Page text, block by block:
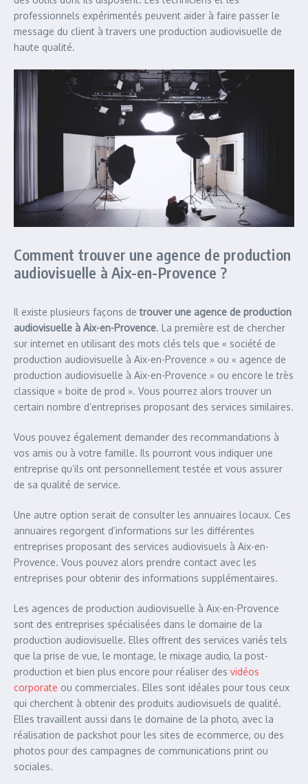
professionnels expérimentés peuvent aider à faire passer le
message du client à travers une production audiovisuelle de
haute qualité.
Comment trouver une agence de production
audiovisuelle à Aix-en-Provence ?
Il existe plusieurs façons detrouver une agence de production
audiovisuelle à Aix-en-Provence. La première est de chercher
sur internet en utilisant des mots clés tels que « société de
production audiovisuelle à Aix-en-Provence » ou « agence de
production audiovisuelle à Aix-en-Provence » ou encore le très
classique « boite de prod ». Vous pourrez alors trouver un
certain nombre d’entreprises proposant des services similaires.
Vous pouvez également demander des recommandations à
vos amis ou à votre famille. Ils pourront vous indiquer une
entreprise qu’ils ont personnellement testée et vous assurer
de sa qualité de service.
Une autre option serait de consulter les annuaires locaux. Ces
annuaires regorgent d’informations sur les différentes
entreprises proposant des services audiovisuels à Aix-en-
Provence. Vous pouvez alors prendre contact avec les
entreprises pour obtenir des informations supplémentaires.
Les agences de production audiovisuelle à Aix-en-Provence
sont des entreprises spécialisées dans le domaine de la
production audiovisuelle. Elles offrent des services variés tels
que la prise de vue, le montage, le mixage audio, la post-
production et bien plus encore pour réaliser des vidéos
corporate ou commerciales. Elles sont idéales pour tous ceux
qui cherchent à obtenir des produits audiovisuels de qualité.
Elles travaillent aussi dans le domaine de la photo, avec la
réalisation de packshot pour les sites de ecommerce, ou des
photos pour des campagnes de communications print ou
sociales.